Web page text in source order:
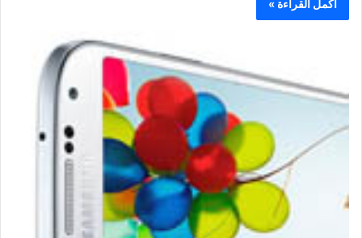
أكمل القراءة »